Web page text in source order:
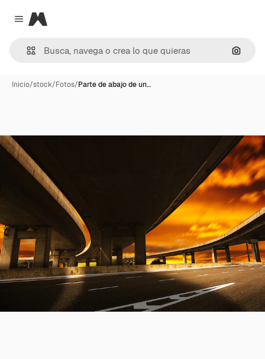
Close menu
Magnific
Inicio/stock/Fotos/Parte de abajo de un…